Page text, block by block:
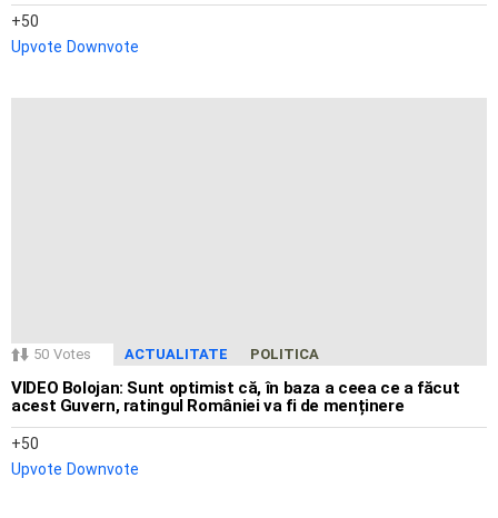
50
Upvote Downvote
50 Votes ACTUALITATE POLITICA
VIDEO Bolojan: Sunt optimist că, în baza a ceea ce a făcut
acest Guvern, ratingul României va fi de menținere
50
Upvote Downvote